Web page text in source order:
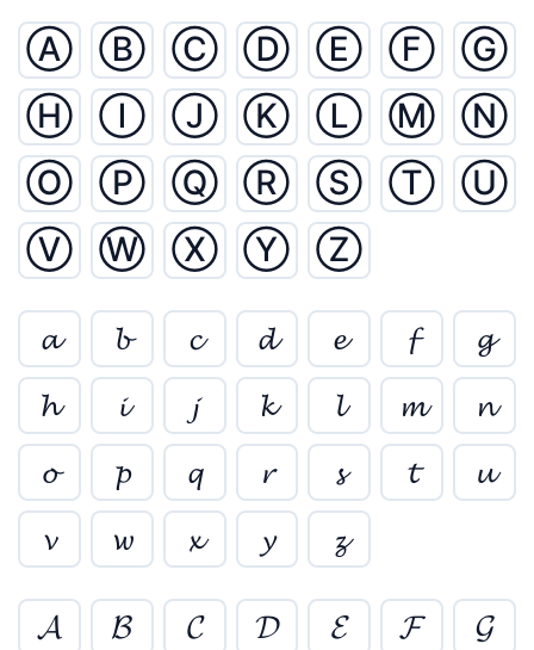
Ⓐ Ⓑ Ⓒ Ⓓ Ⓔ Ⓕ
Ⓖ
Ⓗ
Ⓘ Ⓙ Ⓚ Ⓛ Ⓜ
Ⓝ
Ⓞ
Ⓟ Ⓠ Ⓡ Ⓢ Ⓣ
Ⓤ
Ⓥ
Ⓦ Ⓧ Ⓨ Ⓩ
𝓪 𝓫 𝓬 𝓭 𝓮 𝓯
𝓰
𝓱
𝓲 𝓳 𝓴 𝓵 𝓶
𝓷
𝓸
𝓹 𝓺 𝓻 𝓼 𝓽
𝓾
𝓿
𝔀 𝔁 𝔂 𝔃
𝓐 𝓑 𝓒 𝓓 𝓔 𝓕
𝓖